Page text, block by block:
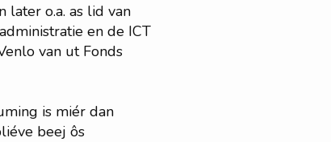
later o.a. as lid van
en de ICT
van ut Fonds
is miér dan
beej ôs